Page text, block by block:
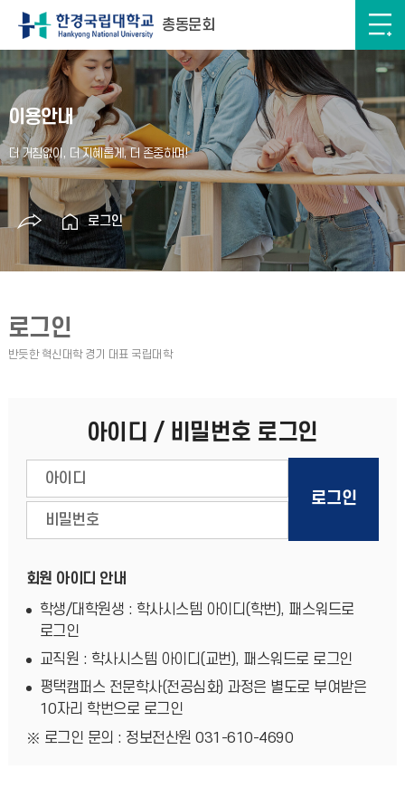
총동문회
이용안내
로그인
로그인
아이디 / 비밀번호 로그인
회원 아이디 안내
학생/대학원생 : 학사시스템 아이디(학번), 패스워드로
로그인
교직원 : 학사시스템 아이디(교번), 패스워드로 로그인
평택캠퍼스 전문학사(전공심화) 과정은 별도로 부여받은
10자리 학번으로 로그인
로그인 문의 : 정보전산원 031-610-4690